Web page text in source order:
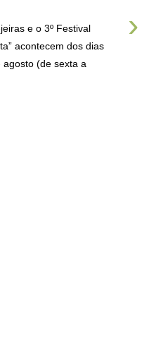
›
e o 3º Festival
acontecem dos dias
(de sexta a